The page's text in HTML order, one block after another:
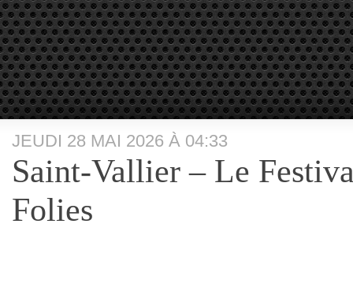
JEUDI 28 MAI 2026 À 04:33
Saint-Vallier – Le
Folies